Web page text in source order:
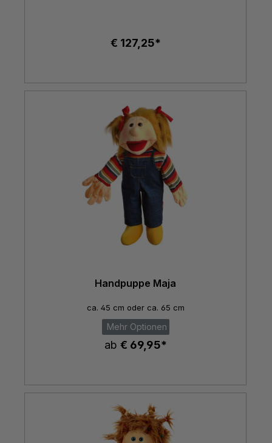
€ 127,25*
Handpuppe Maja
ca. 45 cm oder ca. 65 cm
Mehr Optionen
ab € 69,95*